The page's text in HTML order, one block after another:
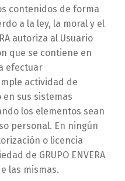
contenidos de forma
a la ley, la moral y el
autoriza al Usuario
que se contiene en
efectuar
actividad de
sus sistemas
los elementos sean
personal. En ningún
o licencia
de GRUPO ENVERA
las mismas.